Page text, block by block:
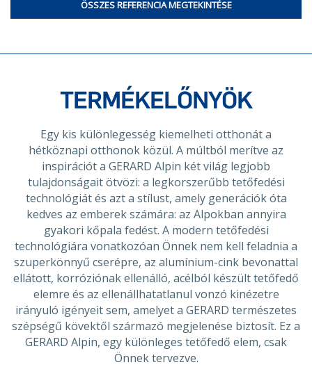
ÖSSZES REFERENCIA MEGTEKINTÉSE
TERMÉKELŐNYÖK
Egy kis különlegesség kiemelheti otthonát a
hétköznapi otthonok közül. A múltból merítve az
inspirációt a GERARD Alpin két világ legjobb
tulajdonságait ötvözi: a legkorszerűbb tetőfedési
technológiát és azt a stílust, amely generációk óta
kedves az emberek számára: az Alpokban annyira
gyakori kőpala fedést. A modern tetőfedési
technológiára vonatkozóan Önnek nem kell feladnia a
szuperkönnyű cserépre, az alumínium-cink bevonattal
ellátott, korróziónak ellenálló, acélból készült tetőfedő
elemre és az ellenállhatatlanul vonzó kinézetre
irányuló igényeit sem, amelyet a GERARD természetes
szépségű kövektől származó megjelenése biztosít. Ez a
GERARD Alpin, egy különleges tetőfedő elem, csak
Önnek tervezve.